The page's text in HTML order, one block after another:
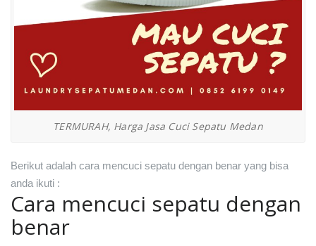
TERMURAH, Harga Jasa Cuci Sepatu Medan
Berikut adalah cara mencuci sepatu dengan benar yang bisa
anda ikuti :
Cara mencuci sepatu dengan
benar